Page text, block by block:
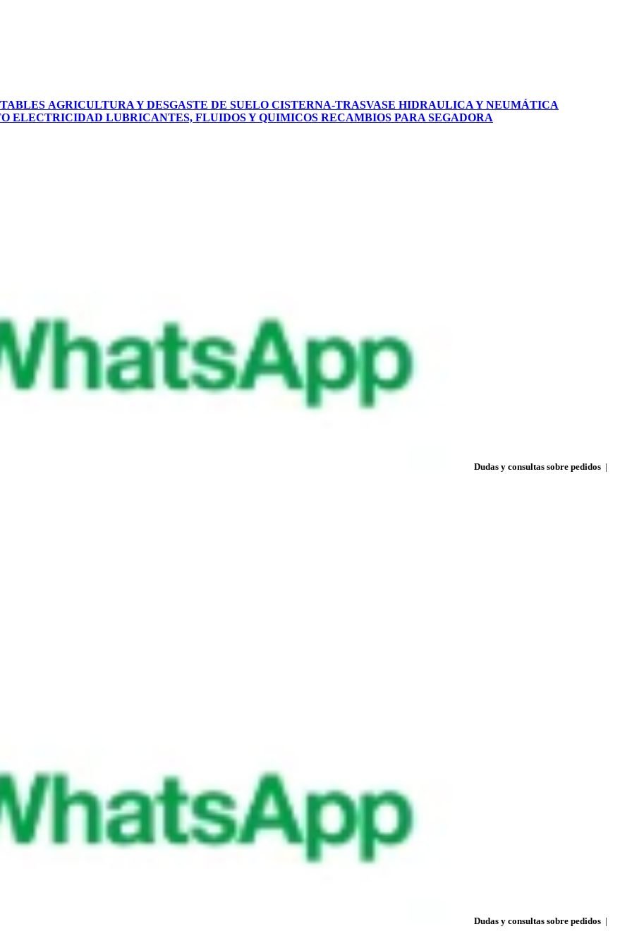
AGRICULTURA Y DESGASTE DE SUELO CISTERNA-TRASVASE HIDRAULICA Y NEUMÁTICA
ELECTRICIDAD LUBRICANTES, FLUIDOS Y QUIMICOS RECAMBIOS PARA SEGADORA
Dudas y consultas sobre pedidos |
Dudas y consultas sobre pedidos |